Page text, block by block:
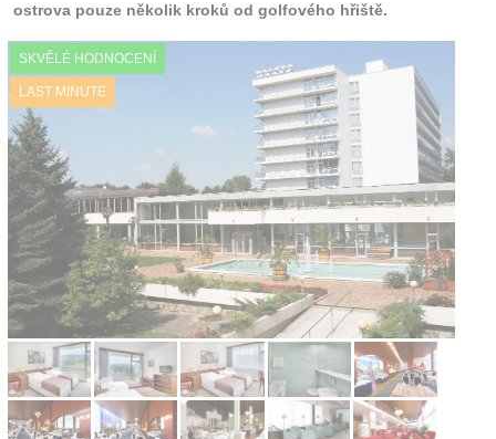
O nás
Kontakt
ostrova pouze několik kroků od golfového hřiště.
SKVĚLÉ HODNOCENÍ
LAST MINUTE